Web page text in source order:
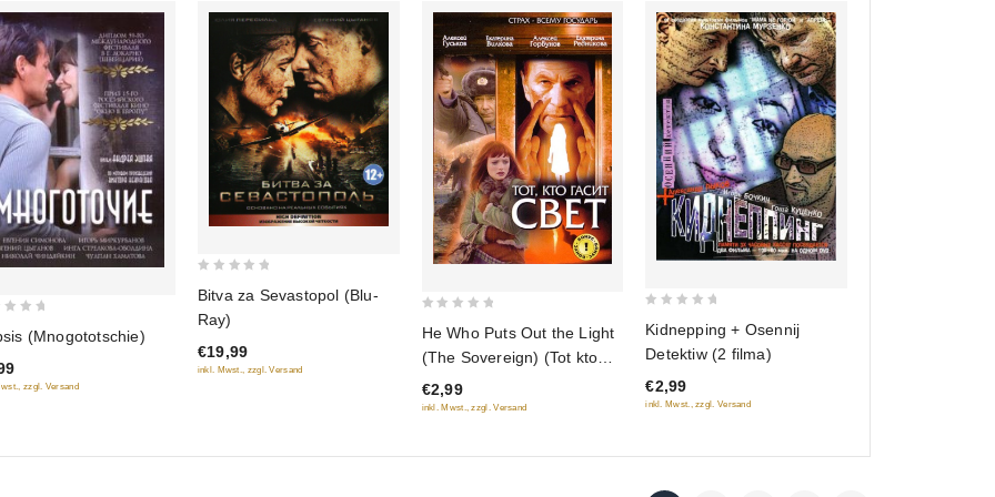
(Mnogototschie)
zzgl. Versand
of
5
Bitva za Sevastopol (Blu-
Ray)
€19,99
inkl. Mwst., zzgl. Versand of
5
He Who Puts Out the Light
(The Sovereign) (Tot kto
gasit swet)
€2,99
inkl. Mwst., zzgl. Versand
of
5
Kidnepping + Osennij
Detektiw (2 filma)
€2,99
inkl. Mwst., zzgl. Versand